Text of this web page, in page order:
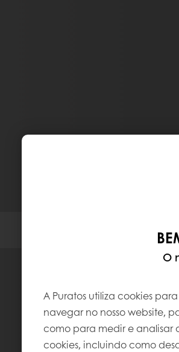
O
A Puratos utiliza cookies
navegar no nosso website,
como para medir e analisar
cookies, incluindo como